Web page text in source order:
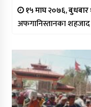
१५ माघ २०७६, बुधबार
अफगानिस्तानका